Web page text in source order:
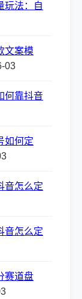
玩法：自
文案模
03
何靠抖音
如何定
音怎么定
音怎么定
赛道盘